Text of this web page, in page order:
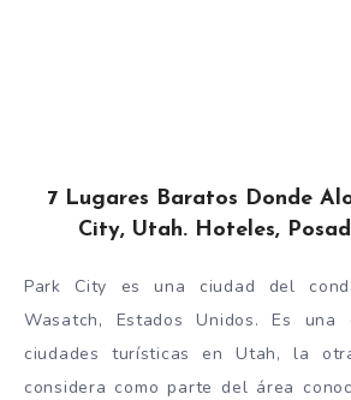
7 Lugares Baratos Donde
City, Utah. Hoteles,
Park City es una ciudad del
Wasatch, Estados Unidos. Es una
ciudades turísticas en Utah, la
considera como parte del área